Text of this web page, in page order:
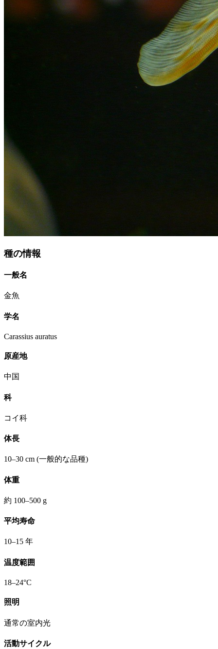
種の情報
一般名
金魚
学名
Carassius auratus
原産地
中国
科
コイ科
体長
10–30 cm (一般的な品種)
体重
約 100–500 g
平均寿命
10–15 年
温度範囲
18–24°C
照明
通常の室内光
活動サイクル